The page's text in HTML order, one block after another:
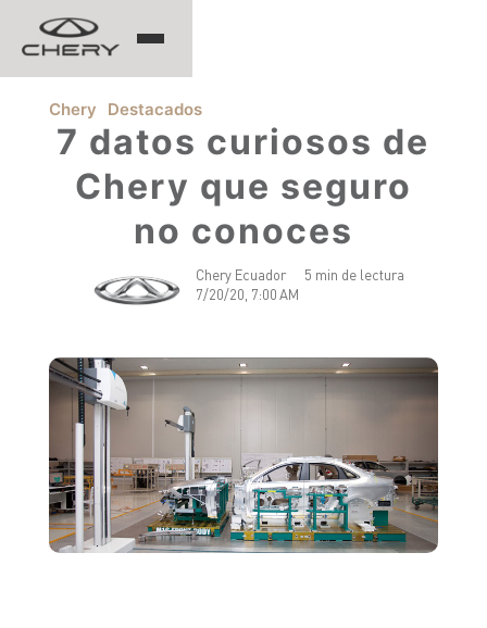
TIGGO 4 PRO
TIGGO 2 PRO MAX
EQ7
TIGGO 7 PHEV "CSH"
TIGGO 8 PHEV "CSH"
TIGGO 9 PHEV "CSH"
NOTICIAS
Chery Destacados
7 datos curiosos de
Chery que seguro
no conoces
Chery Ecuador
7/20/20, 7:00 AM
5 min de lectura